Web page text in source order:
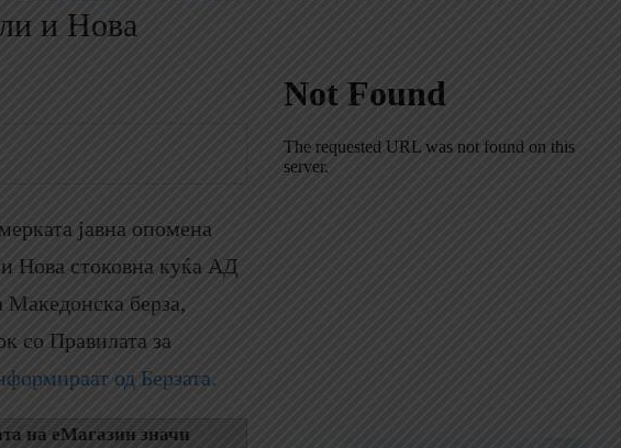
и Нова
јавна опомена
Нова стоковна куќа АД
Македонска берза,
со Правилата за
од Берзата.
на еМагазин значи